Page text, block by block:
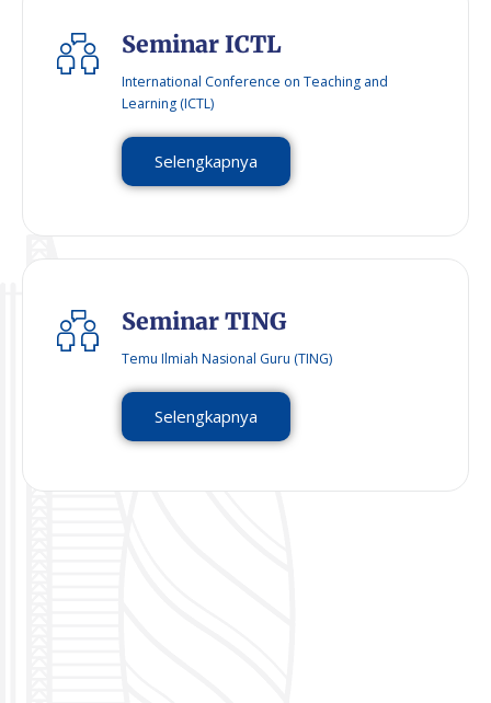
Seminar ICTL
International Conference on Teaching and
Learning (ICTL)
Selengkapnya
Seminar TING
Temu Ilmiah Nasional Guru (TING)
Selengkapnya